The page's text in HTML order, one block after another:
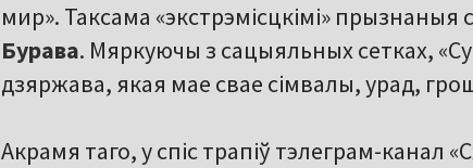
мир». Таксама «экстрэмісцкімі» прызнаныя
Бурава. Мяркуючы з сацыяльных сетках,
дзяржава, якая мае свае сімвалы, урад,
Акрамя таго, у спіс трапіў тэлеграм-канал